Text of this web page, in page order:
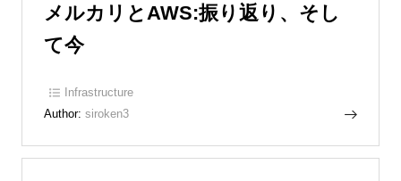
メルカリとAWS:振り返り、そし
て今
Infrastructure
Author: siroken3